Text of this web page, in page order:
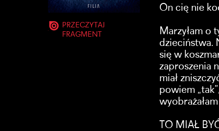
PRZECZYTAJ
FRAGMENT
On cię nie
Marzyłam o
dzieciństwa.
się w
zaproszenia
miał
powiem
TO MIAŁ